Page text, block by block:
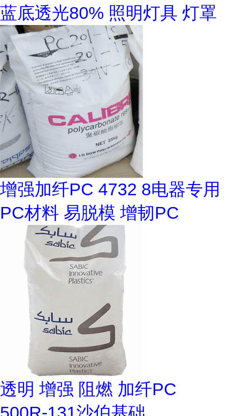
蓝底透光80% 照明灯具 灯罩
增强加纤PC 4732 8电器专用
PC材料 易脱模 增韧PC
透明 增强 阻燃 加纤PC